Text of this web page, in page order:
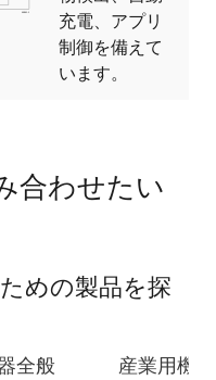
充電、アプリ
制御を備えて
います。
合わせたい
めの製品を探
全般 産業用機器